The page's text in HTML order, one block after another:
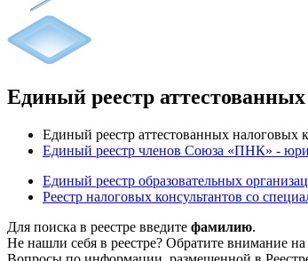
Единый реестр
Единый реестр аттестованных
Единый реестр членов Союза «ПНК» -
Единый реестр образовательных
Реестр налоговых консультантов со
Для поиска в реестре введите фамилию.
Не нашли себя в реестре? Обратите внимание